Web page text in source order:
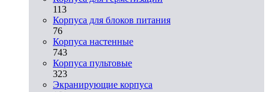
113
Корпуса для блоков питания
76
Корпуса настенные
743
Корпуса пультовые
323
Экранирующие корпуса